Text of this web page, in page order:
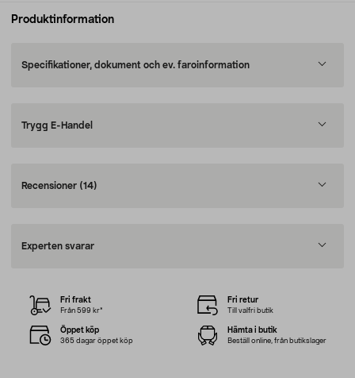
Produktinformation
Specifikationer, dokument och ev. faroinformation
Trygg E-Handel
Recensioner (14)
Experten svarar
Fri frakt
Från 599 kr*
Fri retur
Till valfri butik
Öppet köp
365 dagar öppet köp
Hämta i butik
Beställ online, från butikslager